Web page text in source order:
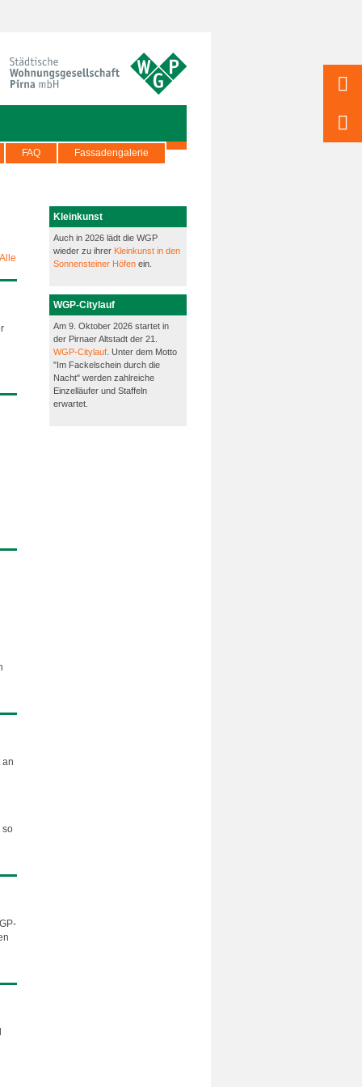
FAQ Fassadengalerie
Alle
an
so
Kleinkunst
Auch in 2026 lädt die WGP
wieder zu ihrer Kleinkunst in den
Sonnensteiner Höfen ein.
WGP-Citylauf
Am 9. Oktober 2026 startet in
der Pirnaer Altstadt der 21.
WGP-Citylauf . Unter dem Motto
"Im Fackelschein durch die
Nacht" werden zahlreiche
Einzelläufer und Staffeln
erwartet.